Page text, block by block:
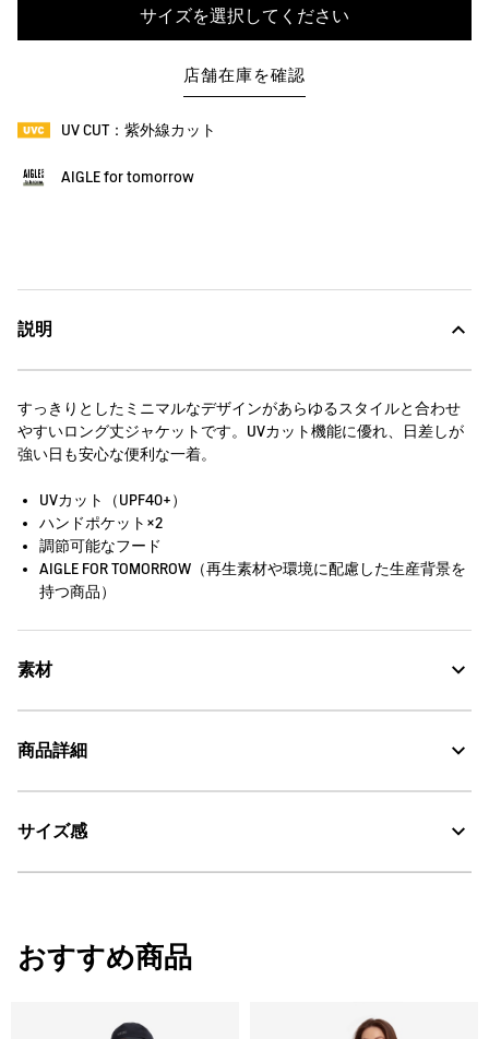
サイズを選択してください
店舗在庫を確認
UV CUT：紫外線カット
AIGLE for tomorrow
説明
すっきりとしたミニマルなデザインがあらゆるスタイルと合わせ
やすいロング丈ジャケットです。UVカット機能に優れ、日差しが
強い日も安心な便利な一着。
UVカット（UPF40+）
ハンドポケット×2
調節可能なフード
AIGLE FOR TOMORROW（再生素材や環境に配慮した生産背景を
持つ商品）
素材
紫外線をカットするUVCオーガニックコットン100%
UV CUT：紫外線カット
商品詳細
・色：オフコーラル (007)
サイズ感
34
おすすめ商品